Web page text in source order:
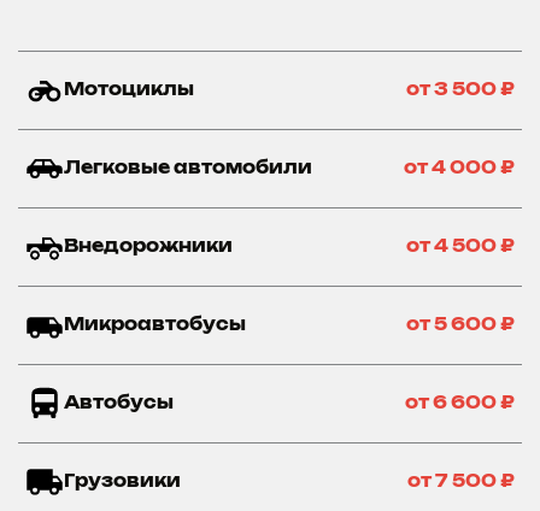
Мотоциклы от 3 500 ₽
Легковые автомобили от 4 000 ₽
Внедорожники от 4 500 ₽
Микроавтобусы от 5 600 ₽
Автобусы от 6 600 ₽
Грузовики от 7 500 ₽